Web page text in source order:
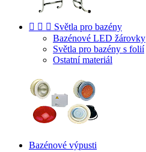
   Světla pro bazény
Bazénové LED žárovky
Světla pro bazény s folií
Ostatní materiál
Bazénové výpusti